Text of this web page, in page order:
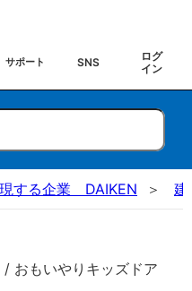
サポート SNS
ログ
イン
現する企業 DAIKEN 建
おもいやりキッズドア